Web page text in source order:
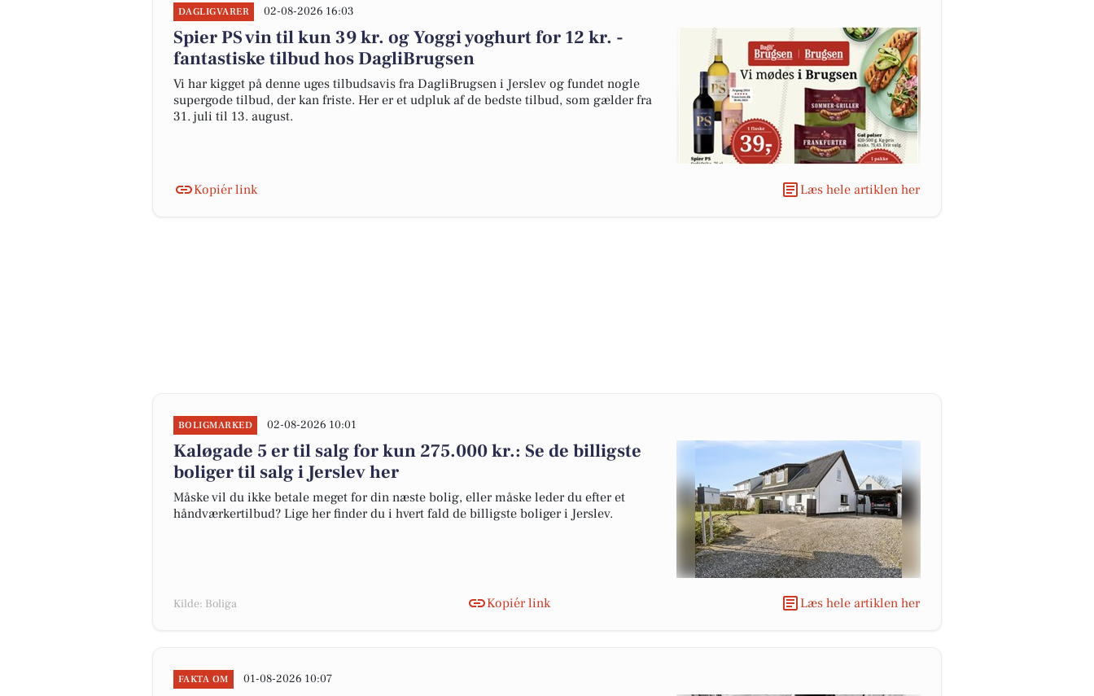
DAGLIGVARER 02-08-2026 16:03
Spier PS vin til kun 39 kr. og Yoggi yoghurt for 12 kr. -
fantastiske tilbud hos DagliBrugsen
Vi har kigget på denne uges tilbudsavis fra DagliBrugsen i Jerslev og fundet nogle
supergode tilbud, der kan friste. Her er et udpluk af de bedste tilbud, som gælder fra
31. juli til 13. august.
Kopiér link Læs hele artiklen her
BOLIGMARKED 02-08-2026 10:01
Kaløgade 5 er til salg for kun 275.000 kr.: Se de billigste
boliger til salg i Jerslev her
Måske vil du ikke betale meget for din næste bolig, eller måske leder du efter et
håndværkertilbud? Lige her finder du i hvert fald de billigste boliger i Jerslev.
Kilde: Boliga Kopiér link Læs hele artiklen her
FAKTA OM 01-08-2026 10:07